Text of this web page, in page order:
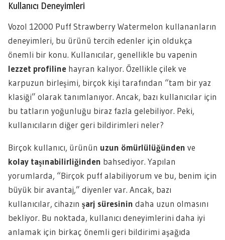
Kullanıcı Deneyimleri
Vozol 12000 Puff Strawberry Watermelon kullananların
deneyimleri, bu ürünü tercih edenler için oldukça
önemli bir konu. Kullanıcılar, genellikle bu vapenin
lezzet profiline hayran kalıyor. Özellikle çilek ve
karpuzun birleşimi, birçok kişi tarafından “tam bir yaz
klasiği” olarak tanımlanıyor. Ancak, bazı kullanıcılar için
bu tatların yoğunluğu biraz fazla gelebiliyor. Peki,
kullanıcıların diğer geri bildirimleri neler?
Birçok kullanıcı, ürünün uzun ömürlülüğünden ve
kolay taşınabilirliğinden bahsediyor. Yapılan
yorumlarda, “Birçok puff alabiliyorum ve bu, benim için
büyük bir avantaj,” diyenler var. Ancak, bazı
kullanıcılar, cihazın şarj süresinin daha uzun olmasını
bekliyor. Bu noktada, kullanıcı deneyimlerini daha iyi
anlamak için birkaç önemli geri bildirimi aşağıda